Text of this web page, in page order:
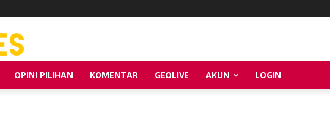
OPINI PILIHAN KOMENTAR GEOLIVE AKUN LOGIN